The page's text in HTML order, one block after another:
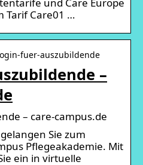
Tarif Care01 …
fuer-auszubildende
–
– care-campus.de
Sie zum
Pflegeakademie. Mit
ein in virtuelle